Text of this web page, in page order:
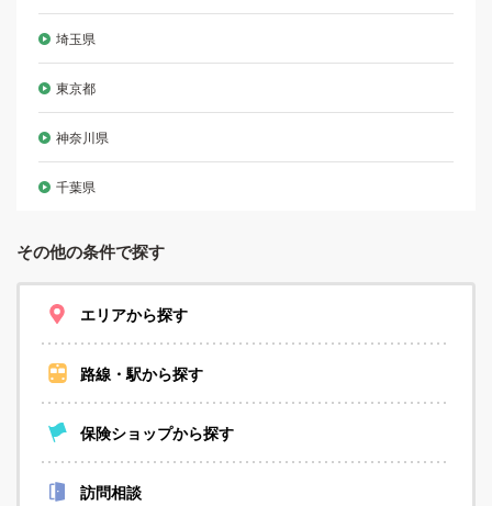
埼玉県
東京都
神奈川県
千葉県
その他の条件で探す
エリアから探す
路線・駅から探す
保険ショップから探す
訪問相談